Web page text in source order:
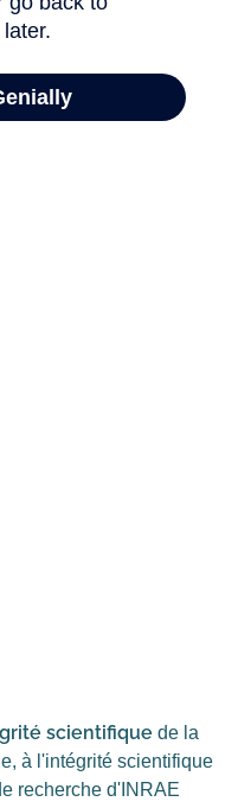
scientifique de la
à l'intégrité scientifique
recherche d'INRAE